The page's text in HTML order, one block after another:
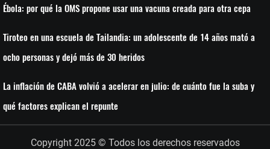
Ébola: por qué la OMS propone usar una vacuna creada para otra cepa
Tiroteo en una escuela de Tailandia: un adolescente de 14 años mató a
ocho personas y dejó más de 30 heridos
La inflación de CABA volvió a acelerar en julio: de cuánto fue la suba y
qué factores explican el repunte
Copyright 2025 © Todos los derechos reservados